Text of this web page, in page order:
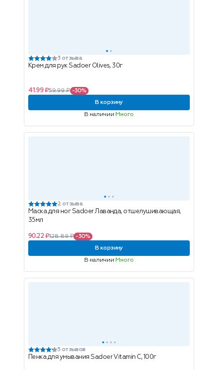
3 отзыва
Крем для рук Sadoer Olives, 30г
41.99 ₽59.99 ₽ -30%
В корзину
В наличии Много
2 отзыва
Маска для ног Sadoer Лаванда, отшелушивающая,
35мл
90.22 ₽128.89 ₽ -30%
В корзину
В наличии Много
5 отзывов
Пенка для умывания Sadoer Vitamin C, 100г